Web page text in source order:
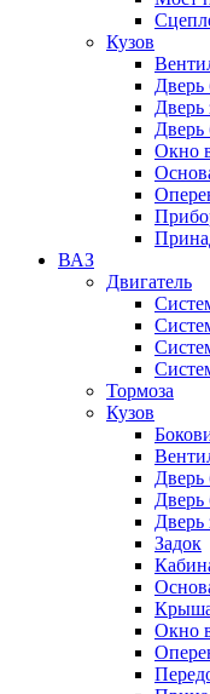
Кузов
Дверь
Дверь
Дверь
Окно
ВАЗ
Двигатель
Тормоза
Кузов
Дверь
Дверь
Дверь
Задок
Окно